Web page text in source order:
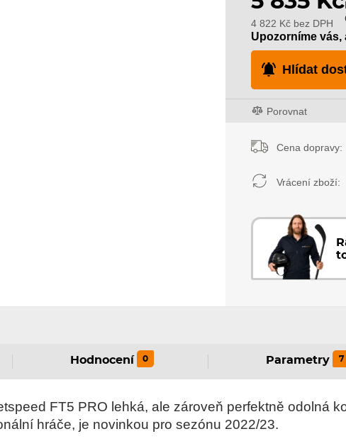
4 822 Kč bez DPH
Upozorníme
Hlídat
Porovnat
Cena dopravy:
Vrácení zboží:
Hodnocení 0 Parametry 7
FT5 PRO lehká, ale zároveň perfektně odolná
hráče, je novinkou pro sezónu 2022/23.